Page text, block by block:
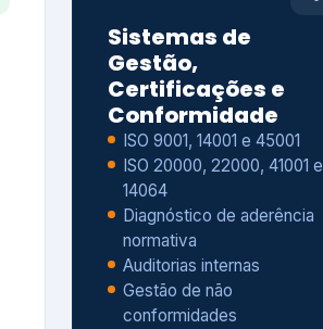
Sistemas de
Gestão,
Certificações e
Conformidade
ISO 9001, 14001 e 45001
ISO 20000, 22000, 41001 e
14064
Diagnóstico de aderência
normativa
Auditorias internas
Gestão de não
conformidades